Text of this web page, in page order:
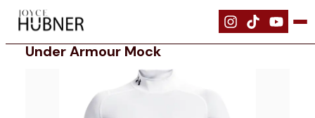
| Bekleidung
Under Armour Mock